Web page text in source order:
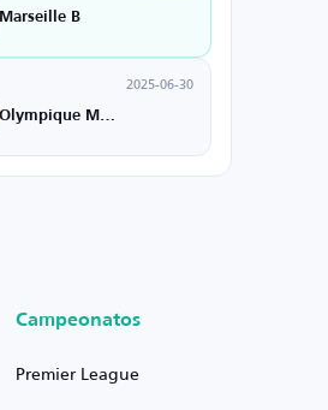
Marseille B
2025-06-30
Campeonatos
Premier League